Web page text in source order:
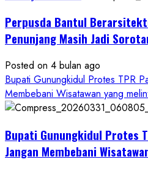
Cair
ke
Ketum
PWRI
RI
Minta
Resmi
Perpusda Bantul
Penunjang Masih Jadi
Posted on 4 bulan ago
Bupati Gunungkidul Protes TPR
Membebani Wisatawan yang
Bupati Gunungkidul Protes
Jangan Membebani